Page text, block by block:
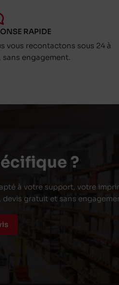
RAPIDE
vous recontactons sous 24 à
sans engagement.
?
à votre support, votre
gratuit et sans